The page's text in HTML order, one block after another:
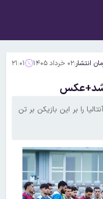
انتشار:۰۲ خرداد ۱۴۰۵ ۲۱:۰۱
اردوی آنتالیا را بر این بازیکن بر تن